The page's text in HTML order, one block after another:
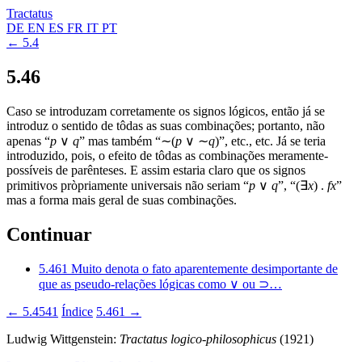
Tractatus
DE EN ES FR IT PT
← 5.4
5.46
Caso se introduzam corretamente os signos lógicos, então já se
introduz o sentido de tôdas as suas combinações; portanto, não
apenas “p ∨ q” mas também “∼(p ∨ ∼q)”, etc., etc. Já se teria
introduzido, pois, o efeito de tôdas as combinações meramente-
possíveis de parênteses. E assim estaria claro que os signos
primitivos pròpriamente universais não seriam “p ∨ q”, “(∃x) . fx”
mas a forma mais geral de suas combinações.
Continuar
5.461 Muito denota o fato aparentemente desimportante de
que as pseudo-relações lógicas como ∨ ou ⊃…
← 5.4541 Índice 5.461 →
Ludwig Wittgenstein: Tractatus logico-philosophicus (1921)